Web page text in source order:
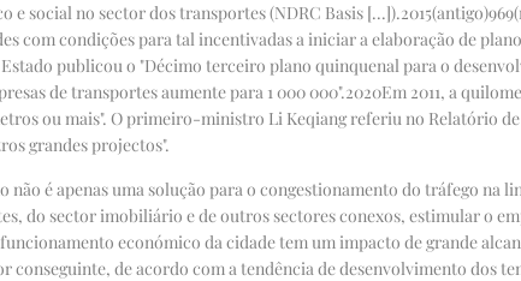
social no sector dos transportes (NDRC Basis [...]).2015(antigo)969
com condições para tal incentivadas a iniciar a elaboração de
Estado publicou o "Décimo terceiro plano quinquenal para o
de transportes aumente para 1 000 000".2020Em 2011, a
ou mais". O primeiro-ministro Li Keqiang referiu no Relatório
grandes projectos".
é apenas uma solução para o congestionamento do tráfego na
do sector imobiliário e de outros sectores conexos, estimular o
económico da cidade tem um impacto de grande
de acordo com a tendência de desenvolvimento dos